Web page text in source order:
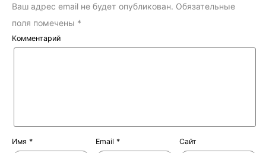
Ваш адрес email не будет опубликован. Обязательные
поля помечены *
Комментарий
Имя * Email * Сайт